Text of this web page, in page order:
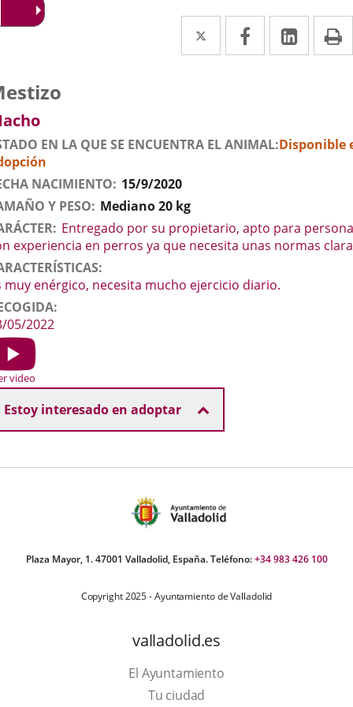
Twitter
Enlace
a
externa.
Facebook
Enlace
a
externa.
Enlace
a
EN LA QUE SE ENCUENTRA EL ANIMAL Disponible
NACIMIENTO 15/9/2020
Y PESO Mediano 20 kg
Entregado por su propietario, apto para
experiencia en perros ya que necesita unas normas
muy enérgico, necesita mucho ejercicio diario.
05/2022
video
Estoy interesado en adoptar
Plaza Mayor, 1. 47001 Valladolid, España. Teléfono:+34 983 426 100
Copyright 2025 - Ayuntamiento de Valladolid
valladolid.es
El Ayuntamiento
Tu ciudad